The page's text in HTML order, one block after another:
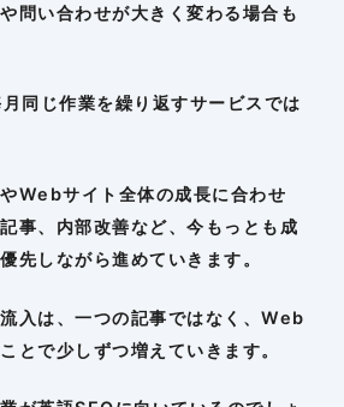
問い合わせが大きく変わる場合も
同じ作業を繰り返すサービスでは
Webサイト全体の成長に合わせ
事、内部改善など、今もっとも成
先しながら進めていきます。
入は、一つの記事ではなく、Web
とで少しずつ増えていきます。